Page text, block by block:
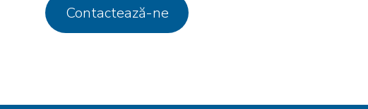
Contactează-ne